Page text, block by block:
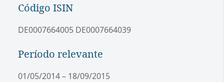
Código ISIN
DE0007664005 DE0007664039
Período relevante
01/05/2014 – 18/09/2015